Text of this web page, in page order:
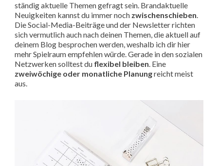
ständig aktuelle Themen gefragt sein. Brandaktuelle
Neuigkeiten kannst du immer noch zwischenschieben.
Die Social-Media-Beiträge und der Newsletter richten
sich vermutlich auch nach deinen Themen, die aktuell auf
deinem Blog besprochen werden, weshalb ich dir hier
mehr Spielraum empfehlen würde. Gerade in den sozialen
Netzwerken solltest du flexibel bleiben. Eine
zweiwöchige oder monatliche Planungreicht meist
aus.